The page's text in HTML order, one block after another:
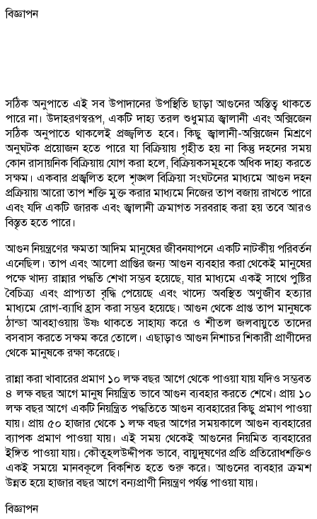
বিজ্ঞাপন
সঠিক অনুপাতে এই সব উপাদানের উপস্থিতি ছাড়া আগুনের অস্তিত্ব থাকতে
পারে না। উদাহরণস্বরূপ, একটি দাহ্য তরল শুধুমাত্র জ্বালানী এবং অক্সিজেন
সঠিক অনুপাতে থাকলেই প্রজ্জ্বলিত হবে। কিছু জ্বালানী-অক্সিজেন মিশ্রণে
অনুঘটক প্রয়োজন হতে পারে যা বিক্রিয়ায় গৃহীত হয় না কিন্তু দহনের সময়
কোন রাসায়নিক বিক্রিয়ায় যোগ করা হলে, বিক্রিয়কসমূহকে অধিক দাহ্য করতে
সক্ষম। একবার প্রজ্বলিত হলে শৃঙ্খল বিক্রিয়া সংঘটনের মাধ্যমে আগুন দহন
প্রক্রিয়ায় আরো তাপ শক্তি মুক্ত করার মাধ্যমে নিজের তাপ বজায় রাখতে পারে
এবং যদি একটি জারক এবং জ্বালানী ক্রমাগত সরবরাহ করা হয় তবে আরও
বিস্তৃত হতে পারে।
আগুন নিয়ন্ত্রণের ক্ষমতা আদিম মানুষের জীবনযাপনে একটি নাটকীয় পরিবর্তন
এনেছিল। তাপ এবং আলো প্রাপ্তির জন্য আগুন ব্যবহার করা থেকেই মানুষের
পক্ষে খাদ্য রান্নার পদ্ধতি শেখা সম্ভব হয়েছে, যার মাধ্যমে একই সাথে পুষ্টির
বৈচিত্র্য এবং প্রাপ্যতা বৃদ্ধি পেয়েছে এবং খাদ্যে অবস্থিত অণুজীব হত্যার
মাধ্যমে রোগ-ব্যাধি হ্রাস করা সম্ভব হয়েছে। আগুন থেকে প্রাপ্ত তাপ মানুষকে
ঠান্ডা আবহাওয়ায় উষ্ণ থাকতে সাহায্য করে ও শীতল জলবায়ুতে তাদের
বসবাস করতে সক্ষম করে তোলে। এছাড়াও আগুন নিশাচর শিকারী প্রাণীদের
থেকে মানুষকে রক্ষা করেছে।
রান্না করা খাবারের প্রমাণ ১০ লক্ষ বছর আগে থেকে পাওয়া যায় যদিও সম্ভবত
৪ লক্ষ বছর আগে মানুষ নিয়ন্ত্রিত ভাবে আগুন ব্যবহার করতে শেখে। প্রায় ১০
লক্ষ বছর আগে একটি নিয়ন্ত্রিত পদ্ধতিতে আগুন ব্যবহারের কিছু প্রমাণ পাওয়া
যায়। প্রায় ৫০ হাজার থেকে ১ লক্ষ বছর আগের সময়কালে আগুন ব্যবহারের
ব্যাপক প্রমাণ পাওয়া যায়। এই সময় থেকেই আগুনের নিয়মিত ব্যবহারের
ইঙ্গিত পাওয়া যায়। কৌতূহলউদ্দীপক ভাবে, বায়ুদূষণের প্রতি প্রতিরোধশক্তিও
একই সময়ে মানবকূলে বিকশিত হতে শুরু করে। আগুনের ব্যবহার ক্রমশ
উন্নত হয়ে হাজার বছর আগে বন্যপ্রাণী নিয়ন্ত্রণ পর্যন্ত পাওয়া যায়।
বিজ্ঞাপন